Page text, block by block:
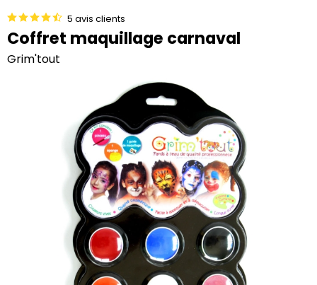
5 avis clients
Coffret maquillage carnaval
Grim'tout